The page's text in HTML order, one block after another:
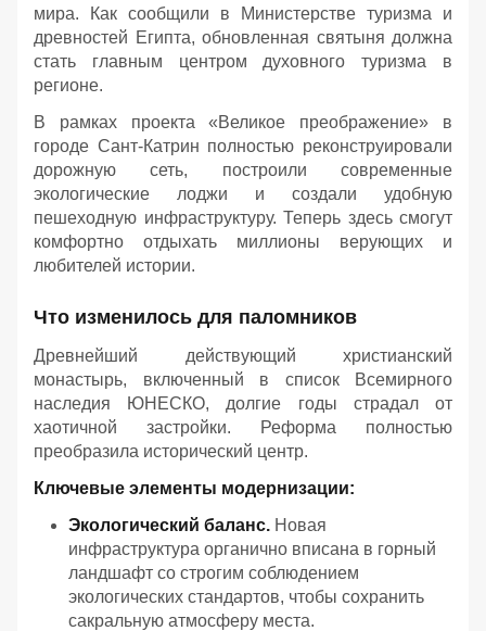
мира. Как сообщили в Министерстве туризма и
древностей Египта, обновленная святыня должна
стать главным центром духовного туризма в
регионе.
В рамках проекта «Великое преображение» в
городе Сант-Катрин полностью реконструировали
дорожную сеть, построили современные
экологические лоджи и создали удобную
пешеходную инфраструктуру. Теперь здесь смогут
комфортно отдыхать миллионы верующих и
любителей истории.
Что изменилось для паломников
Древнейший действующий христианский
монастырь, включенный в список Всемирного
наследия ЮНЕСКО, долгие годы страдал от
хаотичной застройки. Реформа полностью
преобразила исторический центр.
Ключевые элементы модернизации:
Экологический баланс. Новая
инфраструктура органично вписана в горный
ландшафт со строгим соблюдением
экологических стандартов, чтобы сохранить
сакральную атмосферу места.